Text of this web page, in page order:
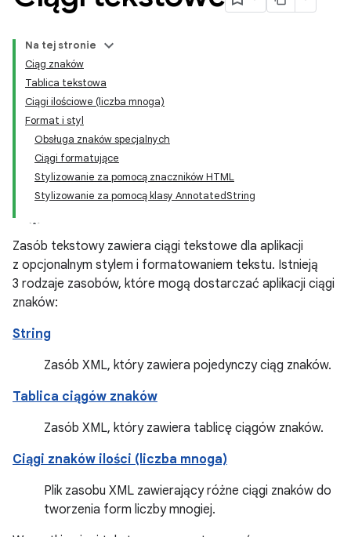
Na tej stronie
Ciąg znaków
Tablica tekstowa
Ciągi ilościowe (liczba mnoga)
Format i styl
Obsługa znaków specjalnych
Ciągi formatujące
Stylizowanie za pomocą znaczników HTML
Stylizowanie za pomocą klasy AnnotatedString
Zasób tekstowy zawiera ciągi tekstowe dla aplikacji
z opcjonalnym stylem i formatowaniem tekstu. Istnieją
3 rodzaje zasobów, które mogą dostarczać aplikacji ciągi
znaków:
String
Zasób XML, który zawiera pojedynczy ciąg znaków.
Tablica ciągów znaków
Zasób XML, który zawiera tablicę ciągów znaków.
Ciągi znaków ilości (liczba mnoga)
Plik zasobu XML zawierający różne ciągi znaków do
tworzenia form liczby mnogiej.